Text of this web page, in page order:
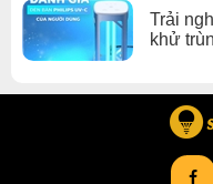
Trải
khử